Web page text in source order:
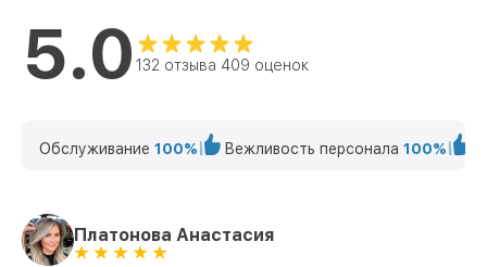
5.0 132 отзыва 409 оценок
Обслуживание 100% Вежливость персонала 100%
Платонова Анастасия